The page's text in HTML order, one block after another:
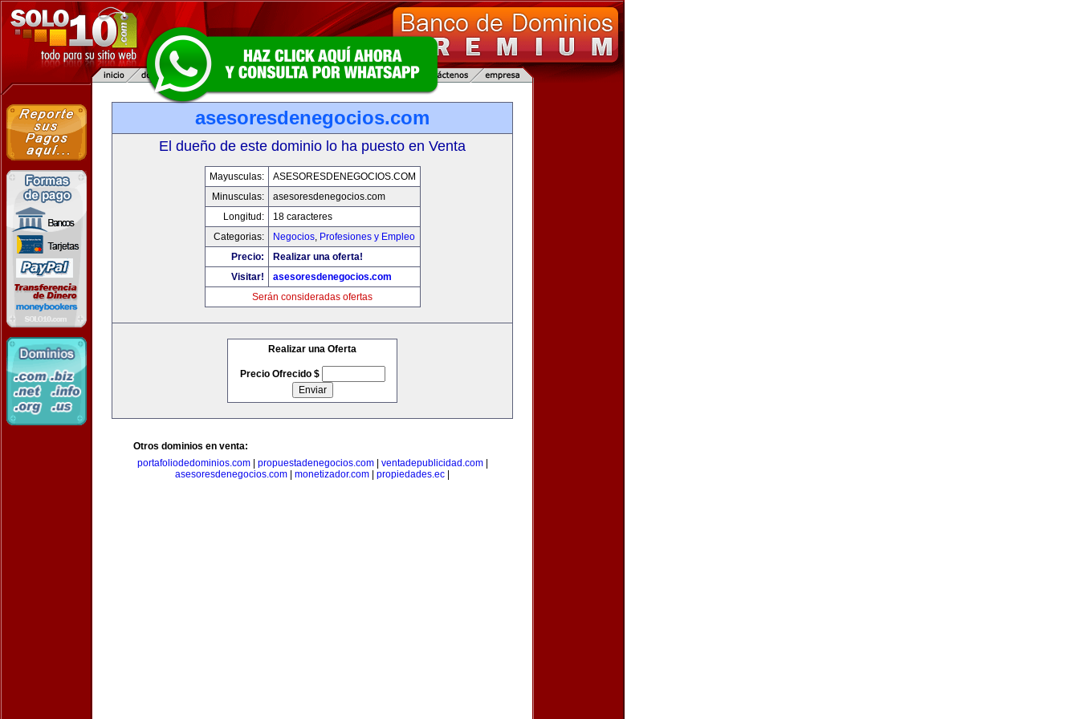
asesoresdenegocios.com
El dueño de este dominio lo ha puesto en Venta
Mayusculas:
ASESORESDENEGOCIOS.COM
Minusculas:
asesoresdenegocios.com
Longitud:
18 caracteres
Categorias:
Negocios, Profesiones y Empleo
Precio:
Realizar una oferta!
Visitar!
asesoresdenegocios.com
Serán consideradas ofertas
Realizar una Oferta
Precio Ofrecido $
Otros dominios en venta:
portafoliodedominios.com| propuestadenegocios.com| ventadepublicidad.com|
asesoresdenegocios.com
monetizador.com propiedades.ec